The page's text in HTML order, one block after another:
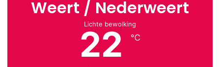
Weert / Nederweert
Lichte bewolking
22 ℃